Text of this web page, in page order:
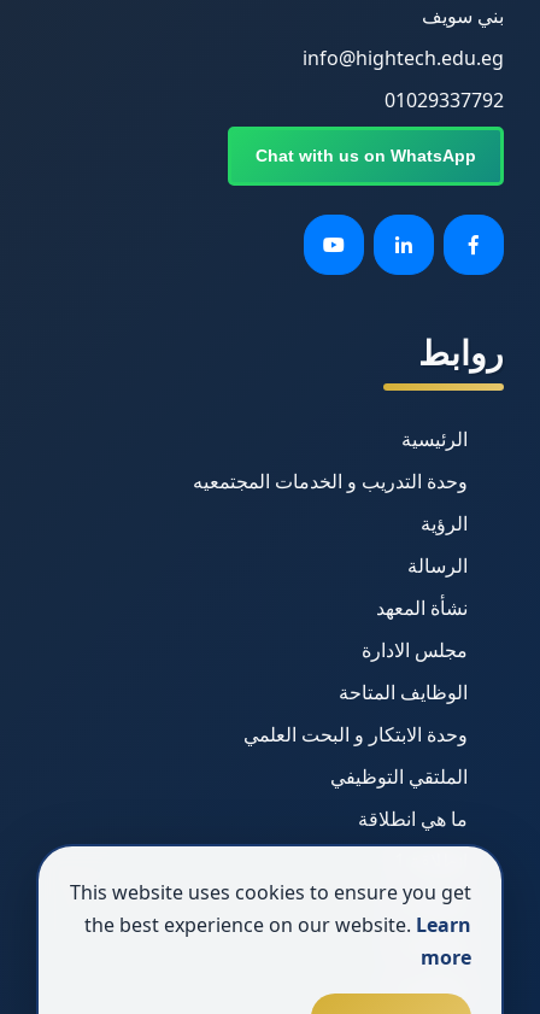
بني سويف
info@hightech.edu.eg
01029337792
Chat with us on WhatsApp
روابط
الرئيسية
وحدة التدريب و الخدمات المجتمعيه
الرؤية
الرسالة
نشأة المعهد
مجلس الادارة
الوظايف المتاحة
وحدة الابتكار و البحت العلمي
الملتقي التوظيفي
ما هي انطلاقة
انطلاقة 2
انطلاقة 4
This website uses cookies to ensure you get
the best experience on our website. Learn
more